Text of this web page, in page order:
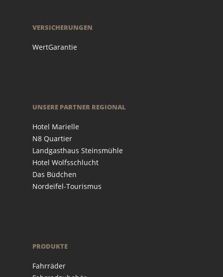
VERSICHERUNGEN
WertGarantie
UNSERE PARTNER REGIONAL
Hotel Marielle
N8 Quartier
Landgasthaus Steinsmühle
Hotel Wolfsschlucht
Das Büdchen
Nordeifel-Tourismus
PRODUKTE
Fahrräder